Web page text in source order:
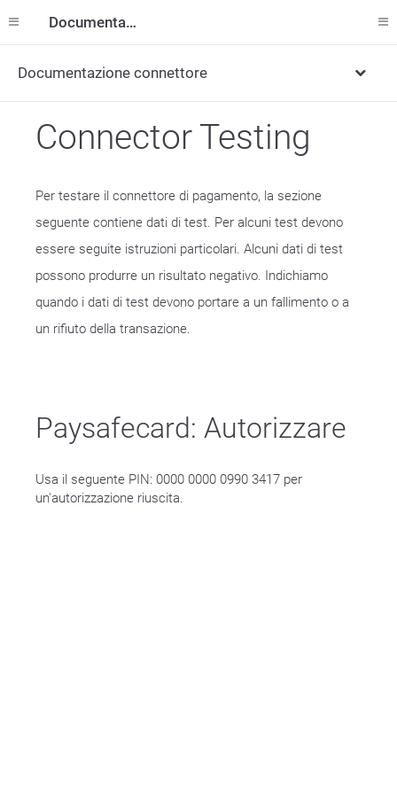
Documentazione
Documentazione connettore
Connector Testing
Per testare il connettore di pagamento, la sezione
seguente contiene dati di test. Per alcuni test devono
essere seguite istruzioni particolari. Alcuni dati di test
possono produrre un risultato negativo. Indichiamo
quando i dati di test devono portare a un fallimento o a
un rifiuto della transazione.
Paysafecard: Autorizzare
Usa il seguente PIN: 0000 0000 0990 3417 per
un'autorizzazione riuscita.